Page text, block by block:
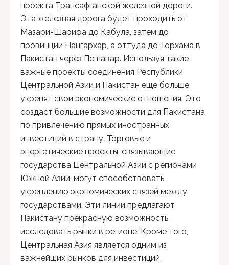
проекта Трансафганской железной дороги.
Эта железная дорога будет проходить от
Мазари-Шарифа до Кабула, затем до
провинции Нангархар, а оттуда до Торхама в
Пакистан через Пешавар. Используя такие
важные проекты соединения Республики
Центральной Азии и Пакистан еще больше
укрепят свои экономические отношения. Это
создаст большие возможности для Пакистана
по привлечению прямых иностранных
инвестиций в страну. Торговые и
энергетические проекты, связывающие
государства Центральной Азии с регионами
Южной Азии, могут способствовать
укреплению экономических связей между
государствами. Эти линии предлагают
Пакистану прекрасную возможность
исследовать рынки в регионе. Кроме того,
Центральная Азия является одним из
важнейших рынков для инвестиций.